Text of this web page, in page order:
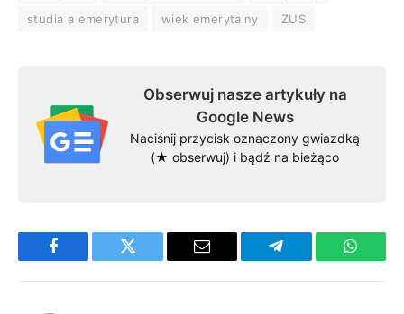
studia a emerytura
wiek emerytalny ZUS
Obserwuj nasze artykuły na
Google News
Naciśnij przycisk oznaczony gwiazdką
(★ obserwuj) i bądź na bieżąco
Facebook Twitter Email Telegram